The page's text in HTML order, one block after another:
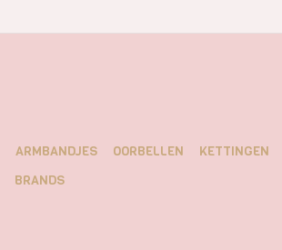
ARMBANDJES OORBELLEN KETTINGEN
BRANDS